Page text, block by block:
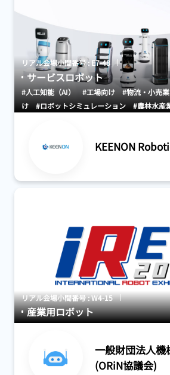
リアル会場小間番号 : E7-48
サービスロボット
#人工知能（AI） #工場向け #物流・小売
け
#ロボットシミュレーション
#農林水産
KEENON
リアル会場小間番号 : W4-15
産業用ロボット
一般財団法人機
(ORiN協議会)